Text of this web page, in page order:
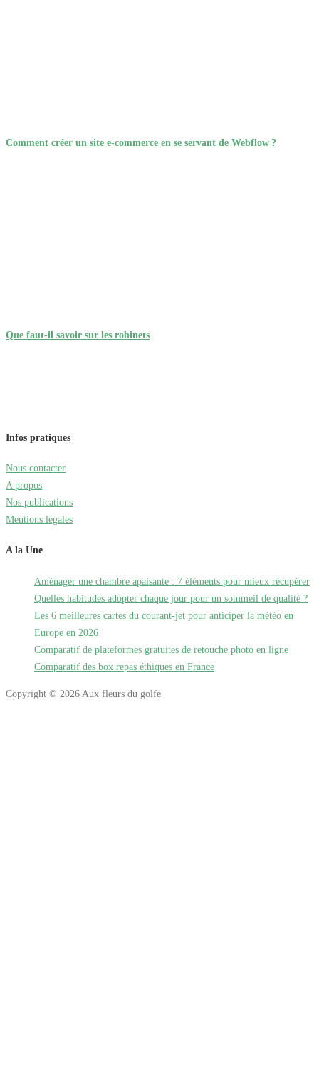
Comment créer un site e-commerce en se servant de Webflow ?
Que faut-il savoir sur les robinets
Infos pratiques
Nous contacter
A propos
Nos publications
Mentions légales
A la Une
Aménager une chambre apaisante : 7 éléments pour mieux récupérer
Quelles habitudes adopter chaque jour pour un sommeil de qualité ?
Les 6 meilleures cartes du courant-jet pour anticiper la météo en
Europe en 2026
Comparatif de plateformes gratuites de retouche photo en ligne
Comparatif des box repas éthiques en France
Copyright © 2026 Aux fleurs du golfe